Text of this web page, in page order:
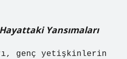
Yansımaları
genç yetişkinlerin